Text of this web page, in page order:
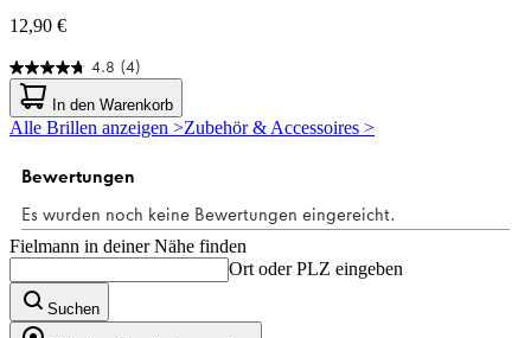
12,90 €
4.8 (4)
4.8
von
5
Sternen.
Bewertungen
In den Warenkorb
Alle Brillen anzeigen >Zubehör & Accessoires >
Fielmann in deiner Nähe finden
Ort oder PLZ eingeben
Suchen